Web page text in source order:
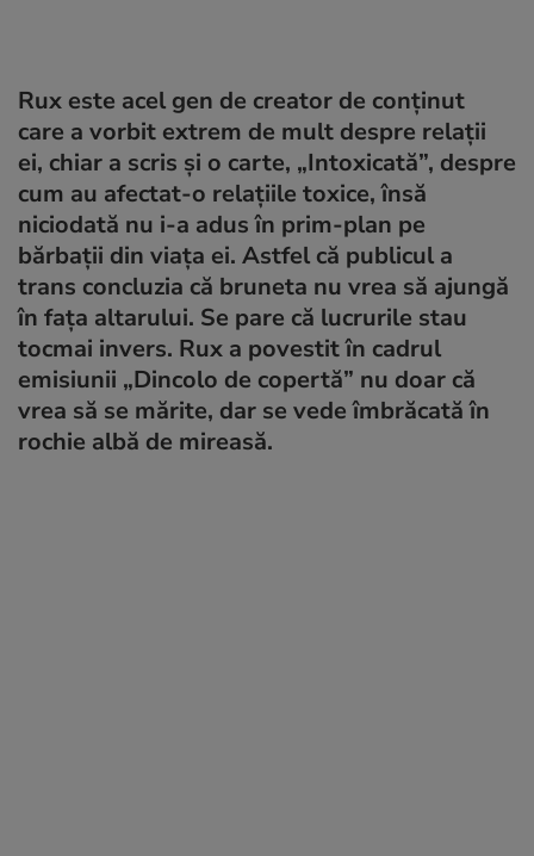
Rux este acel gen de creator de conținut
care a vorbit extrem de mult despre relații
ei, chiar a scris și o carte, „Intoxicată”, despre
cum au afectat-o relațiile toxice, însă
niciodată nu i-a adus în prim-plan pe
bărbații din viața ei. Astfel că publicul a
trans concluzia că bruneta nu vrea să ajungă
în fața altarului. Se pare că lucrurile stau
tocmai invers. Rux a povestit în cadrul
emisiunii „Dincolo de copertă” nu doar că
vrea să se mărite, dar se vede îmbrăcată în
rochie albă de mireasă.